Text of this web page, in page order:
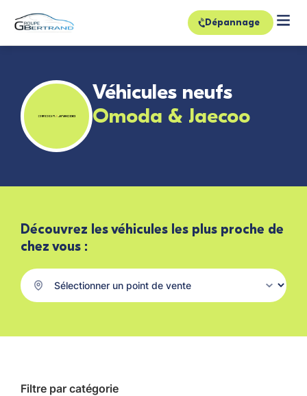
Dépannage
Véhicules neufs
Omoda & Jaecoo
Découvrez les véhicules les plus proche de
chez vous :
Filtre par catégorie